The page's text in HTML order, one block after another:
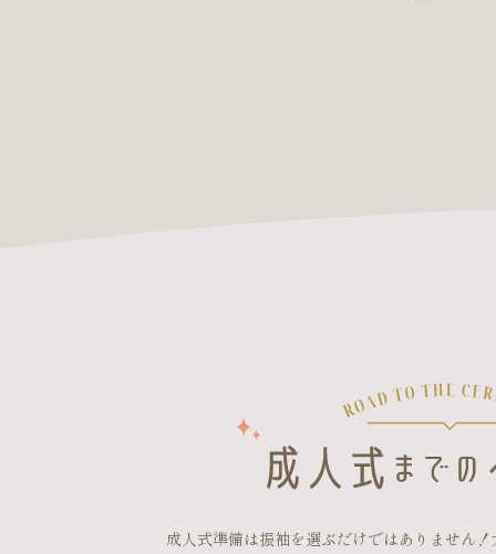
成人式準備は振袖を選ぶだけではありません